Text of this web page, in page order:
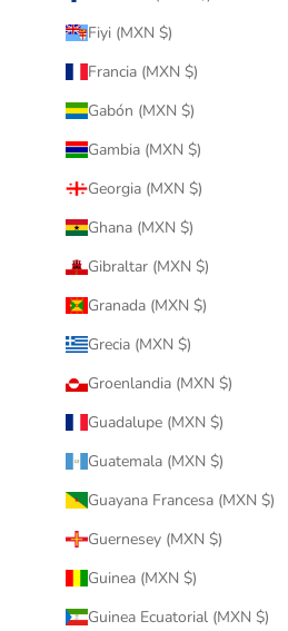
Fiyi (MXN $)
Francia (MXN $)
Gabón (MXN $)
Gambia (MXN $)
Georgia (MXN $)
Ghana (MXN $)
Gibraltar (MXN $)
Granada (MXN $)
Grecia (MXN $)
Groenlandia (MXN $)
Guadalupe (MXN $)
Guatemala (MXN $)
Guayana Francesa (MXN $)
Guernesey (MXN $)
Guinea (MXN $)
Guinea Ecuatorial (MXN $)